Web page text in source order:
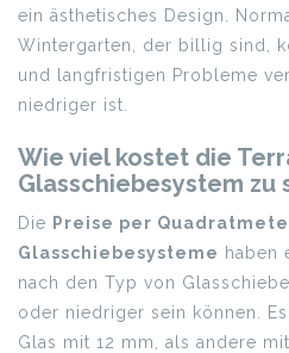
ein ästhetisches Design.
Wintergarten, der billig sind,
und langfristigen Probleme
niedriger ist.
Wie viel kostet die
Glasschiebesystem zu
Die Preise per
Glasschiebesysteme haben
nach den Typ von
oder niedriger sein können.
Glas mit 12 mm, als andere